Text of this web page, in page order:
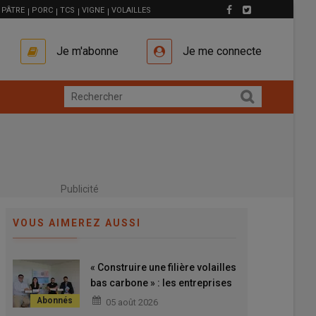
PÂTRE PORC TCS VIGNE VOLAILLES
Je m'abonne Je me connecte
Publicité
VOUS AIMEREZ AUSSI
« Construire une filière volailles
bas carbone » : les entreprises
de l’amont agissent en collectif
05 août 2026